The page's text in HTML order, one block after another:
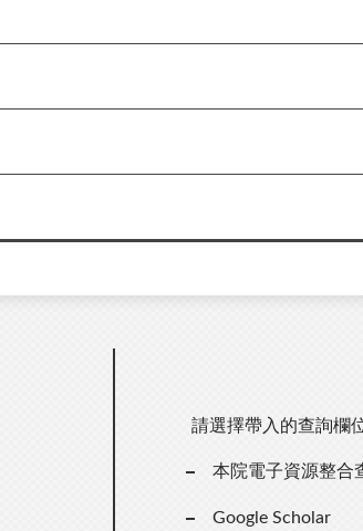
請選擇帶入的查詢欄
本院電子資源整合
Google Scholar